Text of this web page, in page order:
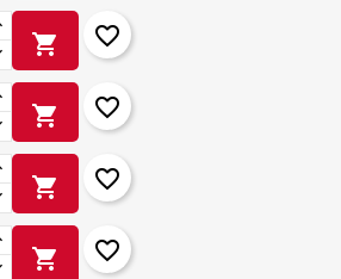
shopping_cart favorite_border
shopping_cart favorite_border
shopping_cart favorite_border
shopping_cart favorite_border